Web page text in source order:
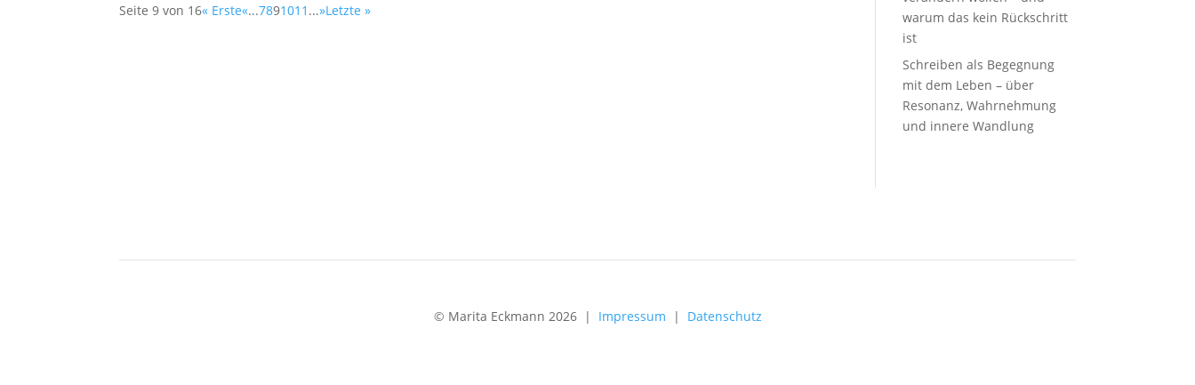
Seite 9 von 16« Erste«...7891011 ...»Letzte »
warum das kein Rückschritt
ist
Schreiben als Begegnung
mit dem Leben – über
Resonanz, Wahrnehmung
und innere Wandlung
© Marita Eckmann 2026 | Impressum | Datenschutz